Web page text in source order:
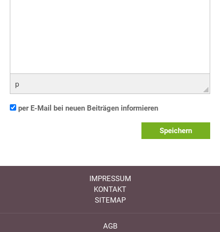
p
per E-Mail bei neuen Beiträgen informieren
Speichern
IMPRESSUM
KONTAKT
SITEMAP
AGB